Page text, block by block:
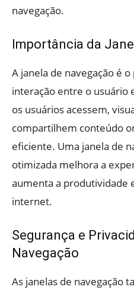
navegação.
Importância da
A janela de navegação é
interação entre o usuário
os usuários acessem,
compartilhem conteúdo
eficiente. Uma janela de
otimizada melhora a
aumenta a produtividade
internet.
Segurança e
Navegação
As janelas de navegação